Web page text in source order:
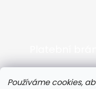
Používáme cookies,